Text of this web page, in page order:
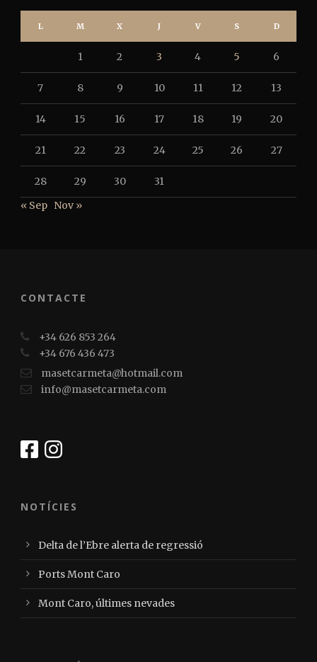
L M X J V S D
1 2 3 4 5 6
7 8 9 10 11 12 13
14 15 16 17 18 19 20
21 22 23 24 25 26 27
28 29 30
31
« Sep Nov »
CONTACTE
+34 626 853 264
+34 676 436 473
masetcarmeta@hotmail.com
info@masetcarmeta.com
NOTÍCIES
Delta de l’Ebre alerta de regressió
Ports Mont Caro
Mont Caro, últimes nevades